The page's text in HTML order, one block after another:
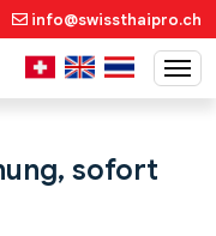
info@swissthaipro.ch
sofort